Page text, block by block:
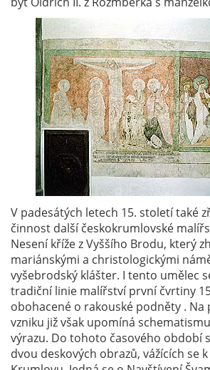
V padesátých letech 15. století také
činnost další českokrumlovské
Nesení kříže z Vyššího Brodu, který
mariánskými a christologickými
vyšebrodský klášter. I tento umělec
tradiční linie malířství první čvrtiny
obohacené o rakouské podněty .
vzniku již však upomíná
výrazu. Do tohoto časového období
dvou deskových obrazů, vážících se